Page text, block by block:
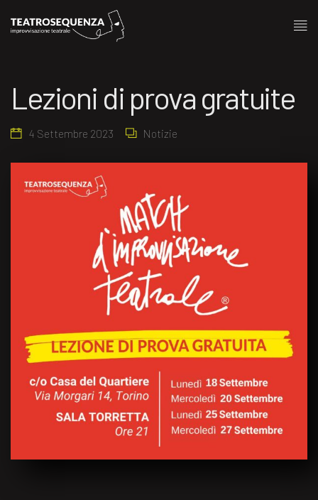
Lezioni di prova gratuite
4 Settembre 2023 Notizie